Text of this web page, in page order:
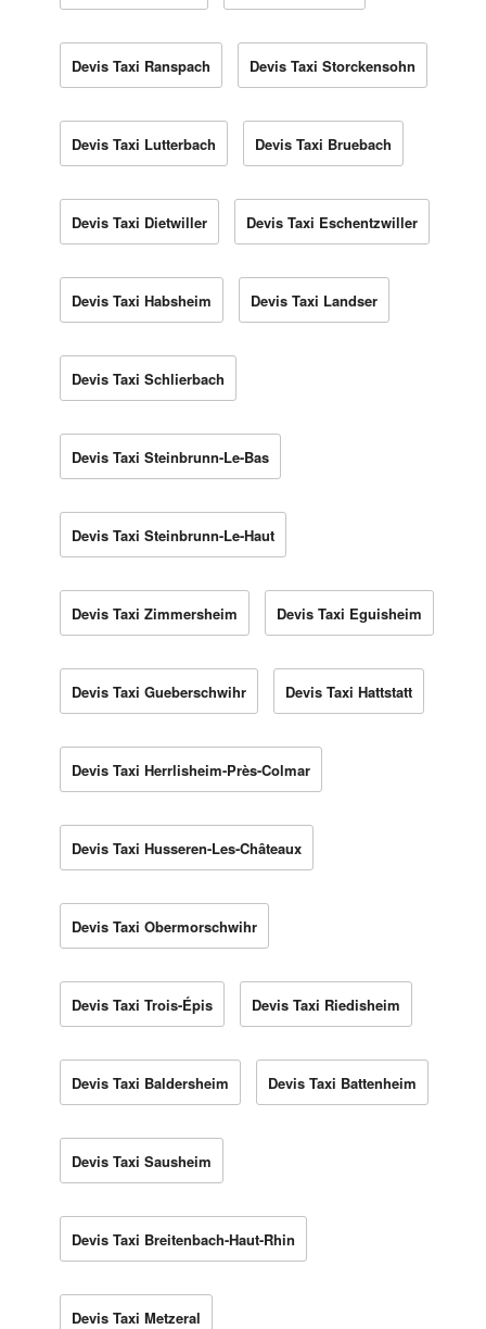
Devis Taxi Ranspach Devis Taxi Storckensohn
Devis Taxi Lutterbach Devis Taxi Bruebach
Devis Taxi Dietwiller Devis Taxi Eschentzwiller
Devis Taxi Habsheim Devis Taxi Landser
Devis Taxi Schlierbach
Devis Taxi Steinbrunn-Le-Bas
Devis Taxi Steinbrunn-Le-Haut
Devis Taxi Zimmersheim Devis Taxi Eguisheim
Devis Taxi Gueberschwihr Devis Taxi Hattstatt
Devis Taxi Herrlisheim-Près-Colmar
Devis Taxi Husseren-Les-Châteaux
Devis Taxi Obermorschwihr
Devis Taxi Trois-Épis Devis Taxi Riedisheim
Devis Taxi Baldersheim Devis Taxi Battenheim
Devis Taxi Sausheim
Devis Taxi Breitenbach-Haut-Rhin
Devis Taxi Metzeral